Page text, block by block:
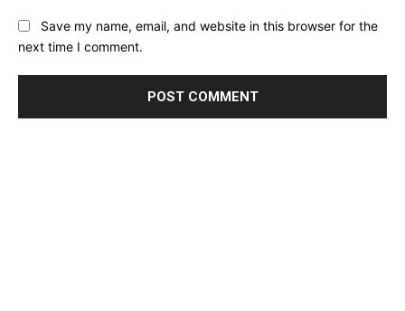
Save my name, email, and website in this browser for the
next time I comment.